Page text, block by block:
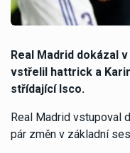
Real Madrid dokázal
vstřelil hattrick a
střídající Isco.
Real Madrid vstupoval
pár změn v základní